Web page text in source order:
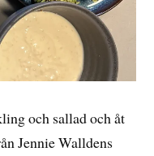
och sallad och åt
Jennie Walldens